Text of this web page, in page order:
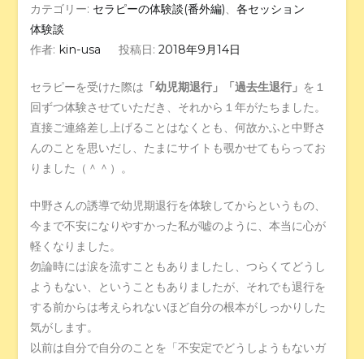
カテゴリー: セラピーの体験談(番外編)、各セッション
体験談
作者: kin-usa 投稿日: 2018年9月14日
セラピーを受けた際は 「幼児期退行」「過去生退行」 を１
回ずつ体験させていただき、それから１年がたちました。
直接ご連絡差し上げることはなくとも、何故かふと中野さ
んのことを思いだし、たまにサイトも覗かせてもらってお
りました（＾＾）。
中野さんの誘導で幼児期退行を体験してからというもの、
今まで不安になりやすかった私が嘘のように、本当に心が
軽くなりました。
勿論時には涙を流すこともありましたし、つらくてどうし
ようもない、ということもありましたが、それでも退行を
する前からは考えられないほど自分の根本がしっかりした
気がします。
以前は自分で自分のことを「不安定でどうしようもないガ